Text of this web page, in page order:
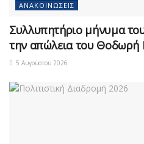
ΑΝΑΚΟΙΝΏΣΕΙΣ
Συλλυπητήριο μήνυμα
την απώλεια του
5 Αυγούστου 2026